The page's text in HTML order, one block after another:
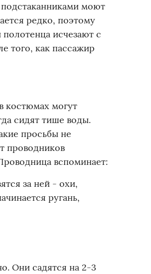
моют
редко, поэтому
исчезают с
того, как пассажир
костюмах могут
сидят тише воды.
просьбы не
проводников
вспоминает:
за ней - охи,
ругань,
Они садятся на 2-3